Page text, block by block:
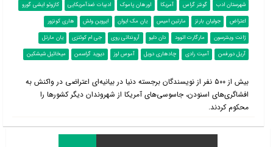
شهرستان ادب گونتر گراس آمریکا اورهان پاموک ادبیات ضدآمریکایی
کازوئو ایشی گورو
اعتراض
جولیان بارنز مارتین امیس یان مک ایوان ایروین ولش
هاری کونزور
ژانت وینترسون
مارگارت اتوود دان دلیو آرونداتی روی جی ام کوئتزی
یان مارتل
آریل دورفمن
آمیت رادی چادهاری دویل آموس اوز دیوید گراسمن میخائیل شیشکین
بیش از ۵۰۰ نفر از نویسندگان برجسته دنیا در بیانیه‌ای اعتراضی در واکنش به
افشاگری‌های اسنودن، جاسوسی‌های آمریکا از شهروندان دیگر کشورها را
محکوم کردند.